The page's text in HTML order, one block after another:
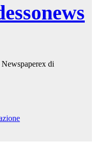
Newspaperex di